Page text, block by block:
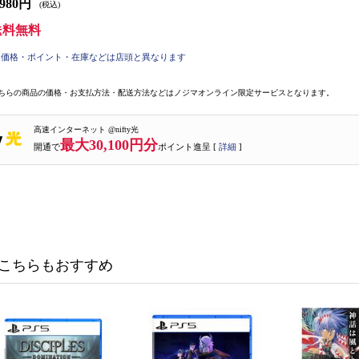
円 (税込)
料無料
価格・ポイント・在庫などは店頭と異なります
らの商品の価格・お支払方法・配送方法などはノジマオンライン限定サービスとなります。
高速インターネット @nifty光
開通で最大30,100円分ポイント進呈 [ 詳細 ]
ちらもおすすめ